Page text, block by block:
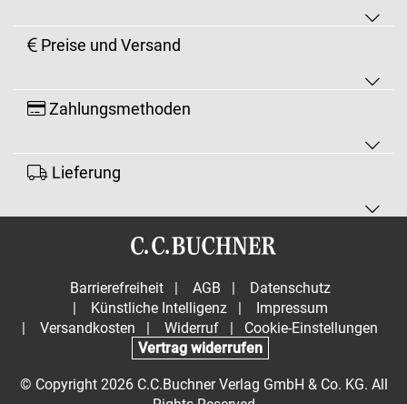
Preise und Versand
Zahlungsmethoden
Lieferung
Barrierefreiheit AGB
Datenschutz
Künstliche Intelligenz
Impressum
Versandkosten Widerruf
Cookie-Einstellungen
Vertrag widerrufen
© Copyright 2026 C.C.Buchner Verlag GmbH & Co. KG. All